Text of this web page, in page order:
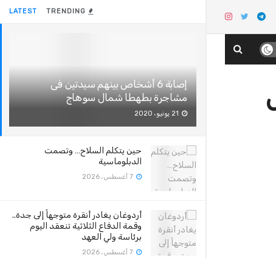
LATEST
إصابة 6 أشخاص بينهم سيدتين فى
مشاجرة بطهطا شمال سوهاج
حين يتكلم السلاح… وتصمت
الدبلوماسية
أردوغان يغادر أنقرة متوجهاً إلى جدة..
وقمة الدفاع الثلاثية تنعقد اليوم
برئاسة ولي العهد